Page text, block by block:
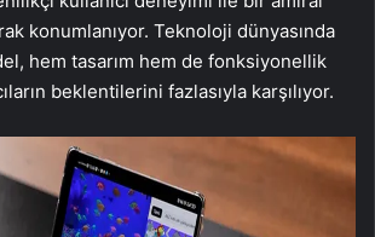
konumlanıyor. Teknoloji dünyasında
hem tasarım hem de fonksiyonellik
beklentilerini fazlasıyla karşılıyor.